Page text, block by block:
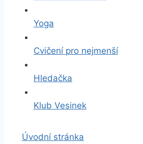
Yoga
Cvičení pro nejmenší
Hledačka
Klub Vesinek
Úvodní stránka